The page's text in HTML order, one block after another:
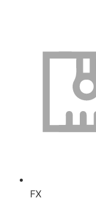
FX